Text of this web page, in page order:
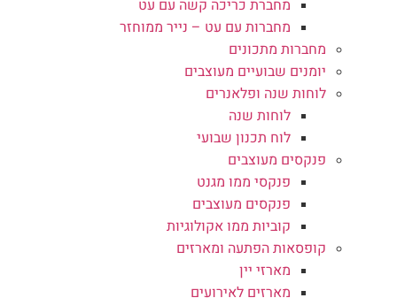
מחברת כריכה קשה עם עט
מחברות עם עט – נייר ממוחזר
מחברות מתכונים
יומנים שבועיים מעוצבים
לוחות שנה ופלאנרים
לוחות שנה
לוח תכנון שבועי
פנקסים מעוצבים
פנקסי ממו מגנט
פנקסים מעוצבים
קוביות ממו אקולוגיות
קופסאות הפתעה ומארזים
מארזי יין
מארזים לאירועים